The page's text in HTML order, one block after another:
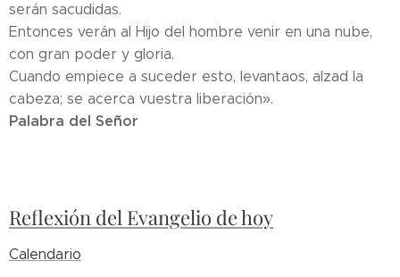
serán sacudidas.
Entonces verán al Hijo del hombre venir en una nube,
con gran poder y gloria.
Cuando empiece a suceder esto, levantaos, alzad la
cabeza; se acerca vuestra liberación».
Palabra del Señor
Reflexión del Evangelio de hoy
Calendario